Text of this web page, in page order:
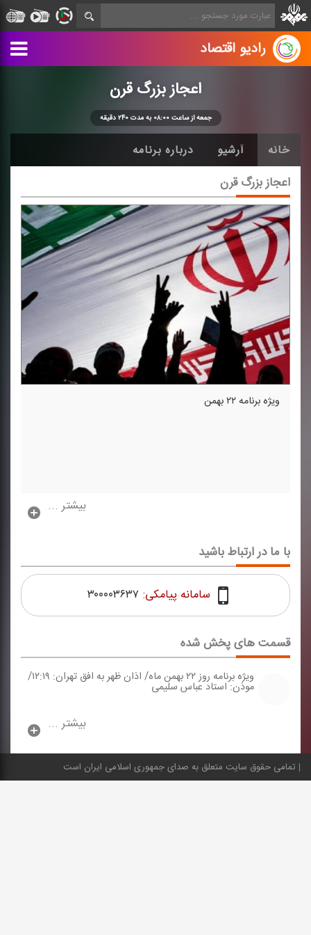
رادیو اقتصاد
اعجاز بزرگ قرن
جمعه از ساعت ۰۸:۰۰ به مدت ۲۴۰ دقیقه
خانه آرشیو درباره برنامه
اعجاز بزرگ قرن
ویژه برنامه ۲۲ بهمن
بیشتر ...
قسمت های پخش شده
ویژه برنامه روز ۲۲ بهمن ماه/ اذان ظهر به افق تهران: ۱۲:۱۹/
موذن: استاد عباس سلیمی
بیشتر ...
با ما در ارتباط باشید
سامانه پیامکی: ۳۰۰۰۰۳۶۳۷
تمامی حقوق سایت متعلق به صدای جمهوری اسلامی ایران است